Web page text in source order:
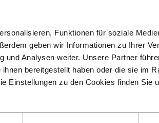
Funktionen für soziale
geben wir Informationen zu Ihrer
Analysen weiter. Unsere Partner
bereitgestellt haben oder die sie im
Einstellungen zu den Cookies finden Sie